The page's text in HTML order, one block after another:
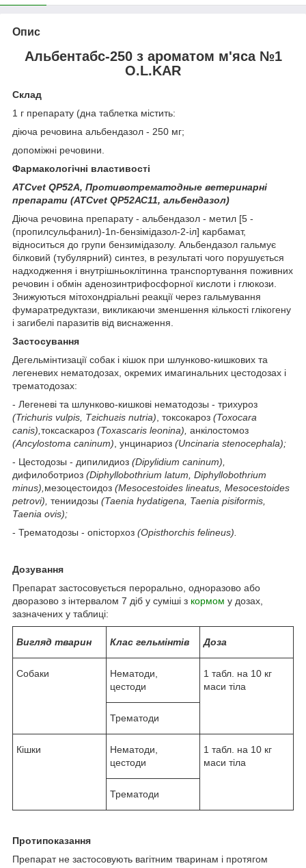
Опис
Альбентабс-250 з ароматом м'яса №1
O.L.KAR
Склад
1 г препарату (дна таблетка містить:
діюча речовина альбендазол - 250 мг;
допоміжні речовини.
Фармакологічні властивості
ATCvet QP52А, Противотрематодные ветеринарні
препарати (ATCvet QP52АС11, альбендазол)
Діюча речовина препарату - альбендазол - метил [5 -
(пропилсульфанил)-1n-бензімідазол-2-іл] карбамат,
відноситься до групи бензимідазолу. Альбендазол гальмує
білковий (тубулярний) синтез, в результаті чого порушується
надходження і внутрішньоклітинна транспортування поживних
речовин і обмін аденозинтрифосфорної кислоти і глюкози.
Знижуються мітохондріальні реакції через гальмування
фумаратредуктази, викликаючи зменшення кількості глікогену
і загибелі паразитів від виснаження.
Застосування
Дегельмінтизації собак і кішок при шлунково-кишкових та
легеневих нематодозах, окремих имагинальних цестодозах і
трематодозах:
- Легеневі та шлунково-кишкові нематодозы - трихуроз
(Trichuris vulpis, Тгісһигіѕ nutria), токсокароз (Toxocara
canis),токсаскароз (Toxascaris leonina), анкілостомоз
(Ancylostoma caninum), унцинариоз (Uncinaria stenocephala);
- Цестодозы - дипилидиоз (Dipylidium caninum),
дифилоботриоз (Diphyllobothrium latum, Diphyllobothrium
minus),мезоцестоидоз (Mesocestoides lineatus, Mesocestoides
petrovi), тениидозы (Taenia hydatigena, Taenia pisiformis,
Taenia ovis);
- Трематодозы - опісторхоз (Opisthorchis felineus).
Дозування
Препарат застосовується перорально, одноразово або
дворазово з інтервалом 7 діб у суміші з кормом у дозах,
зазначених у таблиці:
Вигляд тварин Клас гельмінтів Доза
Собаки
Нематоди,
цестоди
1 табл. на 10 кг
маси тіла
Трематоди
Кішки
Нематоди,
цестоди
1 табл. на 10 кг
маси тіла
Трематоди
Протипоказання
Препарат не застосовують вагітним тваринам і протягом